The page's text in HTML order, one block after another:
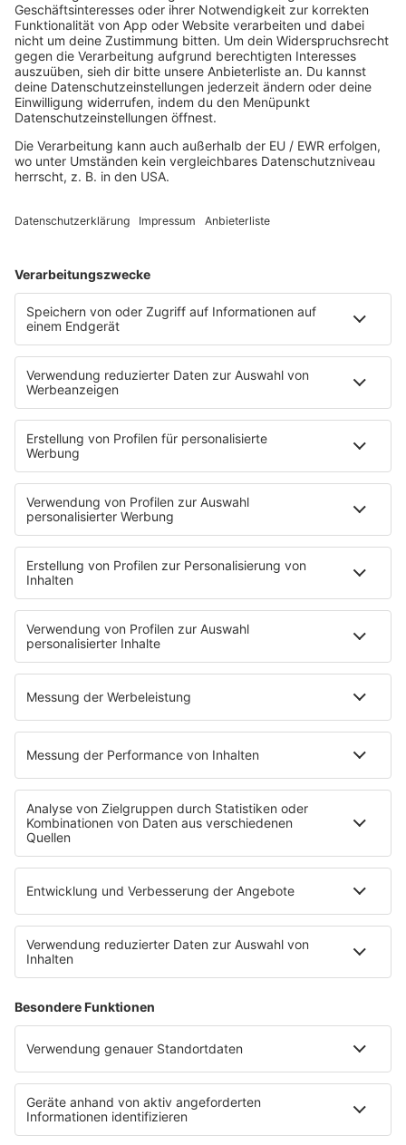
Alles im Zeichen der 12-Inch-Single - das ist 80er
pur!
MEHR LESEN
HOME
KONZERTE
R.SA ON AIR
Die R.SA Muntermacher
Sendungen
Das R.SA Team
R.SA Lichtblick
MEHR R.SA
R.SA Veranstaltungstipps
R.SA App
Empfang
Jobbörse
SERVICE
Datenschutzeinstellungen
Nutzungsbedingungen
Teilnahmebedingungen
R.SA auf radioplayer.de
CLUBBEDINGUNGEN RADIO R.SA CLUB
Stromvergleich